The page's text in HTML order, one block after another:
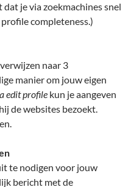
je via zoekmachines snel
profile completeness.)
naar 3
manier om jouw eigen
edit profile kun je aangeven
de websites bezoekt.
te nodigen voor jouw
bericht met de